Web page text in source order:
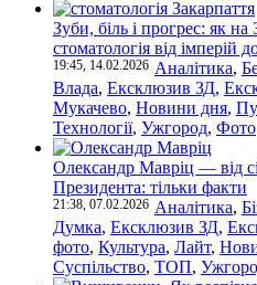
Зуби, біль і прогрес: як на
стоматологія від імперій
19:45, 14.02.2026 Аналітика,
Влада, Ексклюзив ЗД,
Мукачево, Новини дня,
Технології, Ужгород, Фото
Олександр Мавріц — від
Президента: тільки факти
21:38, 07.02.2026 Аналітика,
Думка, Ексклюзив ЗД,
фото, Культура, Лайт,
Суспільство, ТОП,